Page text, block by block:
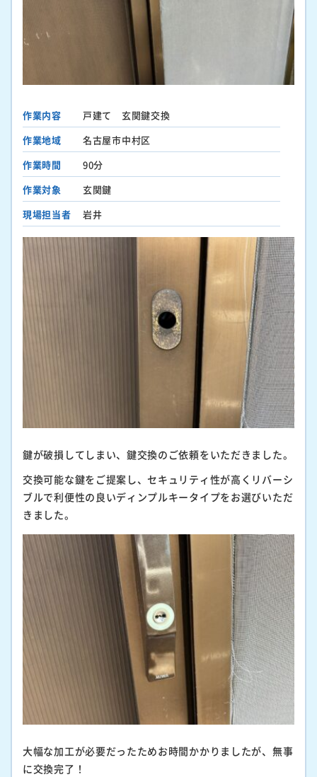
作業内容
戸建て 玄関鍵交換
作業地域
名古屋市中村区
作業時間
90分
作業対象
玄関鍵
現場担当者
岩井
鍵が破損してしまい、鍵交換のご依頼をいただきました。
交換可能な鍵をご提案し、セキュリティ性が高くリバーシ
ブルで利便性の良いディンプルキータイプをお選びいただ
きました。
大幅な加工が必要だったためお時間かかりましたが、無事
に交換完了！